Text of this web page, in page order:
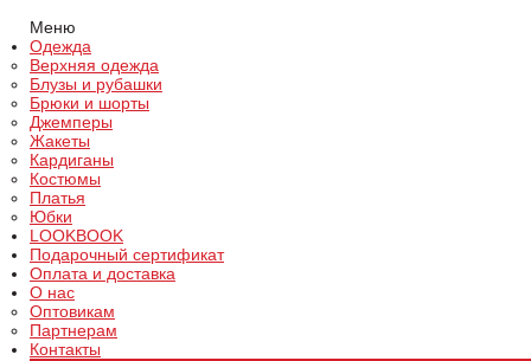
Меню
Одежда
Верхняя одежда
Блузы и рубашки
Брюки и шорты
Джемперы
Жакеты
Кардиганы
Костюмы
Платья
Юбки
LOOKBOOK
Подарочный сертификат
Оплата и доставка
О нас
Оптовикам
Партнерам
Контакты